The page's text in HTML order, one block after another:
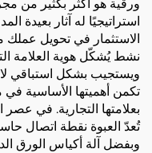
ورقية هو أكثر بكثير من
استراتيجيًا له آثار بعيدة
الاستثمار في تحويل
نشط يُشكّل هوية العلامة
ويستجيب بشكل استباقي
تكمن أهميتها الأساسية
بعلامتها التجارية. في عصر
تُعدّ العبوة نقطة اتصال
وبفضل آلة أكياس الورق